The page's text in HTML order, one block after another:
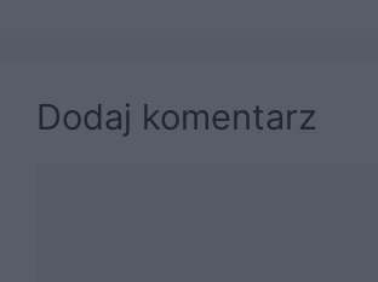
Dodaj komentarz